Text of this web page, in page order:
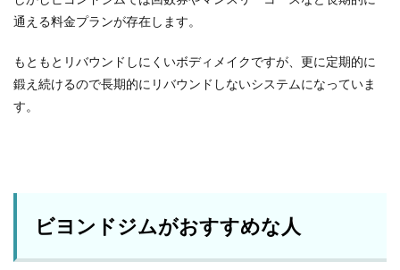
通える料金プランが存在します。
もともとリバウンドしにくいボディメイクですが、更に定期的に
鍛え続けるので長期的にリバウンドしないシステムになっていま
す。
ビヨンドジムがおすすめな人